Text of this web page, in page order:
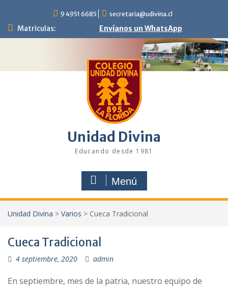
contenido
9 4951 6685 secretaria@udivina.cl
Matriculas: Envíanos un WhatsApp
Unidad Divina
Educando desde 1981
Menú
Unidad Divina > Varios > Cueca Tradicional
Cueca Tradicional
4 septiembre, 2020 admin
En septiembre, mes de la patria, nuestro equipo de